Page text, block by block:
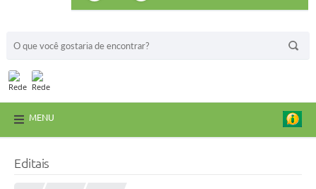
MENU
Editais